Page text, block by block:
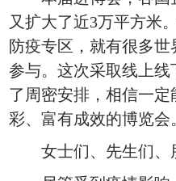
又扩大了近3万平方米
防疫专区，就有很多
参与。这次采取线上
了周密安排，相信一
彩、富有成效的博览会
女士们、先生们、